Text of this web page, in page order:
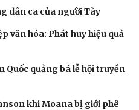
dân ca của người Tày
văn hóa: Phát huy hiệu quả
Quốc quảng bá lễ hội truyền
khi Moana bị giới phê